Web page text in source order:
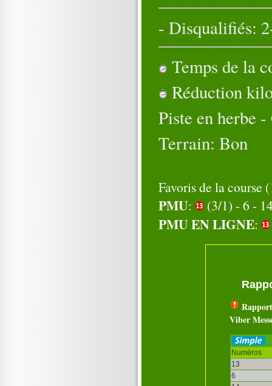
- Disqualifiés:
Temps de la
Réduction
Piste en herbe
Terrain: Bon
Favoris de la course
PMU: (3/1) - 6 -
PMU EN LIGNE:
Viber
Numéros
13
6